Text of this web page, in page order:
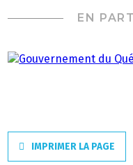
EN
IMPRIMER LA PAGE